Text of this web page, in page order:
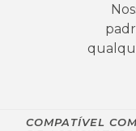
COMPATÍVEL